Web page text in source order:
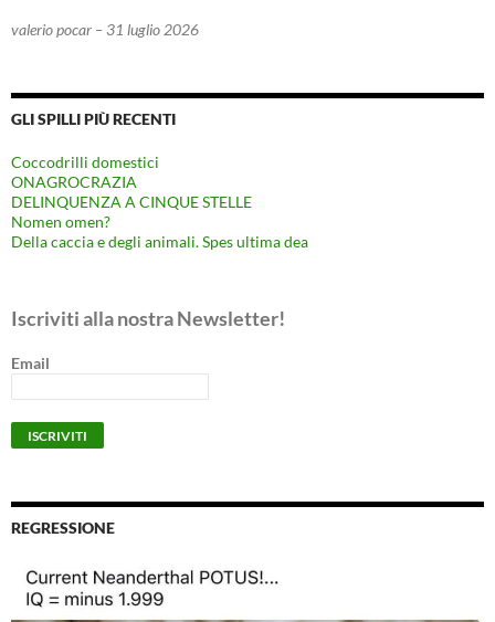
valerio pocar – 31 luglio 2026
GLI SPILLI PIÙ RECENTI
Coccodrilli domestici
ONAGROCRAZIA
DELINQUENZA A CINQUE STELLE
Nomen omen?
Della caccia e degli animali. Spes ultima dea
Iscriviti alla nostra Newsletter!
Email
REGRESSIONE